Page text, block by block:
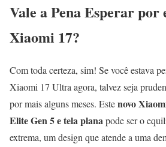
Vale a Pena Esperar por
Xiaomi 17?
Com toda certeza, sim! Se você estava
Xiaomi 17 Ultra agora, talvez seja
por mais alguns meses. Estenovo
Elite Gen 5 e tela planapode ser o
extrema, um design que atende a uma